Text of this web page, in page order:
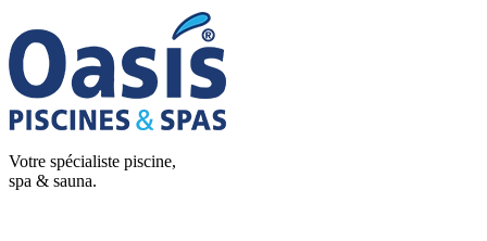
Votre spécialiste piscine,
spa & sauna.